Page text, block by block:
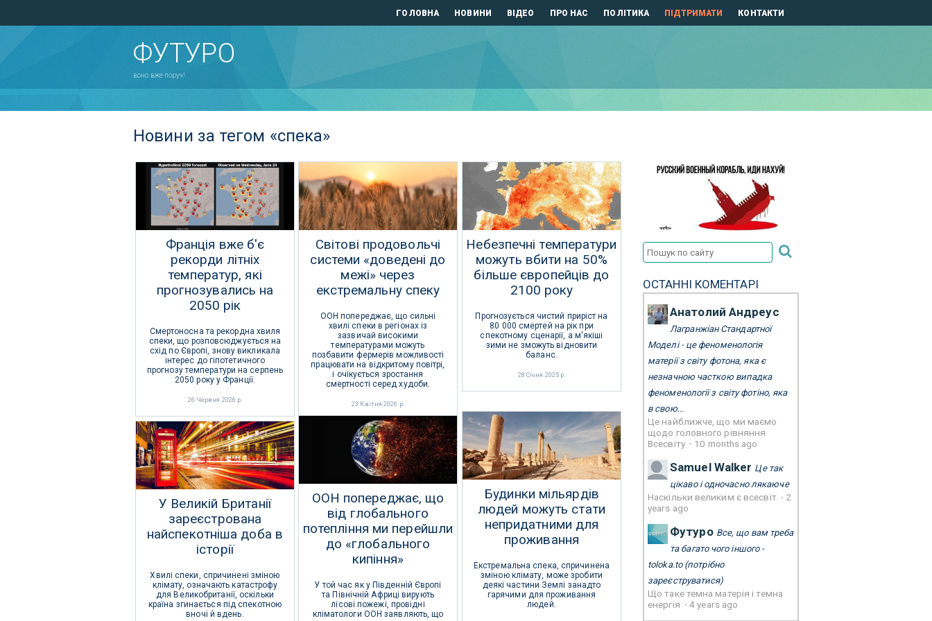
ГОЛОВНА НОВИНИ ВІДЕО ПРО НАС ПОЛІТИКА ПІДТРИМАТИ КОНТАКТИ
ФУТУРО
воно вже поруч!
Новини за тегом «спека»
Франція вже б'є
рекорди літніх
температур, які
прогнозувались на
2050 рік
Смертоносна та рекордна хвиля
спеки, що розповсюджується на
схід по Європі, знову викликала
інтерес до гіпотетичного
прогнозу температури на серпень
2050 року у Франції.
26 Червня 2026 р.
Світові продовольчі
системи «доведені до
межі» через
екстремальну спеку
ООН попереджає, що сильні
хвилі спеки в регіонах із
зазвичай високими
температурами можуть
позбавити фермерів можливості
працювати на відкритому повітрі,
і очікується зростання
смертності серед худоби.
23 Квітня 2026 р.
Небезпечні температури
можуть вбити на 50%
більше європейців до
2100 року
Прогнозується чистий приріст на
80 000 смертей на рік при
спекотному сценарії, а м'якіші
зими не зможуть відновити
баланс.
28 Січня 2025 р.
Будинки мільярдів
людей можуть стати
непридатними для
проживання
Екстремальна спека, спричинена
зміною клімату, може зробити
деякі частини Землі занадто
гарячими для проживання
людей.
ООН попереджає, що
від глобального
потепління ми перейшли
до «глобального
кипіння»
У той час як у Південній Європі
та Північній Африці вирують
лісові пожежі, провідні
кліматологи ООН заявляють, що
У Великій Британії
зареєстрована
найспекотніша доба в
історії
Хвилі спеки, спричинені зміною
клімату, означають катастрофу
для Великобританії, оскільки
країна згинається під спекотною
вночі й вдень.
ОСТАННІ КОМЕНТАРІ
Анатолий Андреус
Лагранжіан Стандартної
Моделі - це феноменологія
матерії з світу фотона, яка є
незначною часткою випадка
феноменології з світу фотіно, яка
в свою...
Це найближче, що ми маємо
щодо головного рівняння
Всесвіту · 10 months ago
Samuel Walker Це так
цікаво і одночасно лякаюче
Наскільки великим є всесвіт · 2
years ago
Футуро Все, що вам треба
та багато чого іншого -
toloka.to(потрібно
зареєструватися)
Що таке темна матерія і темна
енергія ·4 years ago